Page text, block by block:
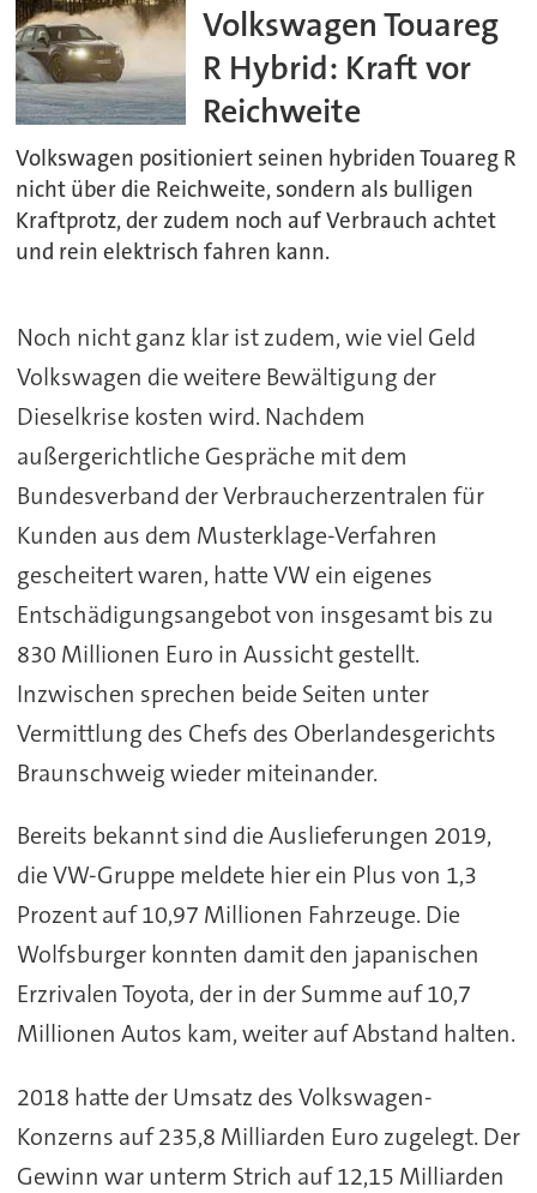
Volkswagen Touareg
R Hybrid: Kraft vor
Reichweite
Volkswagen positioniert seinen hybriden Touareg R
nicht über die Reichweite, sondern als bulligen
Kraftprotz, der zudem noch auf Verbrauch achtet
und rein elektrisch fahren kann.
Noch nicht ganz klar ist zudem, wie viel Geld
Volkswagen die weitere Bewältigung der
Dieselkrise kosten wird. Nachdem
außergerichtliche Gespräche mit dem
Bundesverband der Verbraucherzentralen für
Kunden aus dem Musterklage-Verfahren
gescheitert waren, hatte VW ein eigenes
Entschädigungsangebot von insgesamt bis zu
830 Millionen Euro in Aussicht gestellt.
Inzwischen sprechen beide Seiten unter
Vermittlung des Chefs des Oberlandesgerichts
Braunschweig wieder miteinander.
Bereits bekannt sind die Auslieferungen 2019,
die VW-Gruppe meldete hier ein Plus von 1,3
Prozent auf 10,97 Millionen Fahrzeuge. Die
Wolfsburger konnten damit den japanischen
Erzrivalen Toyota, der in der Summe auf 10,7
Millionen Autos kam, weiter auf Abstand halten.
2018 hatte der Umsatz des Volkswagen-
Konzerns auf 235,8 Milliarden Euro zugelegt. Der
Gewinn war unterm Strich auf 12,15 Milliarden